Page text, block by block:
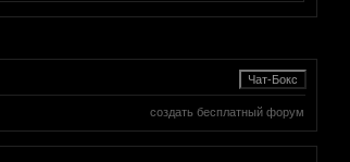
создать бесплатный форум